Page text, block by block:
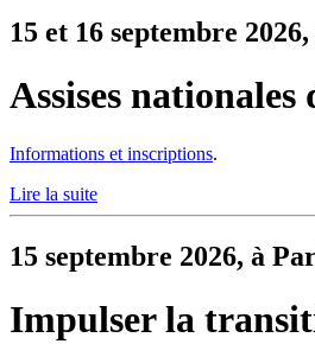
15 et 16 septembre
Assises nationales
Informations et inscriptions.
Lire la suite
15 septembre 2026, à
Impulser la